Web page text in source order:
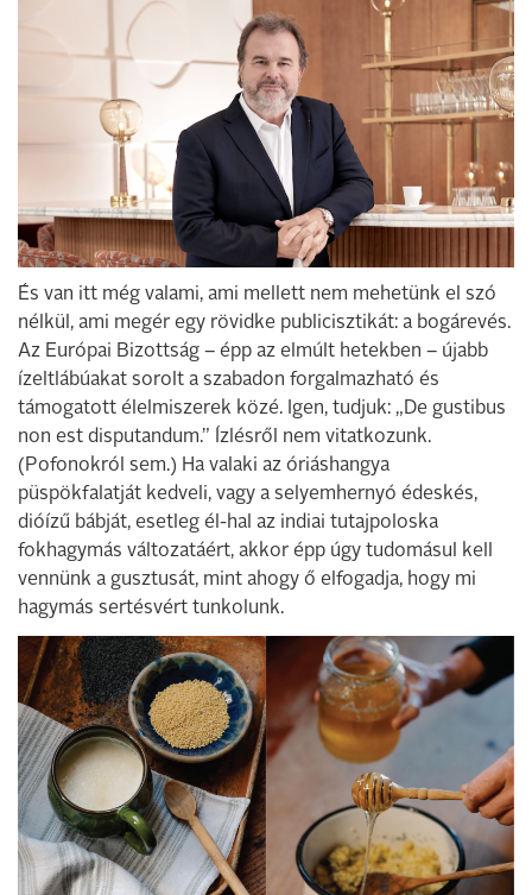
És van itt még valami, ami mellett nem mehetünk el szó
nélkül, ami megér egy rövidke publicisztikát: a bogárevés.
Az Európai Bizottság – épp az elmúlt hetekben – újabb
ízeltlábúakat sorolt a szabadon forgalmazható és
támogatott élelmiszerek közé. Igen, tudjuk: „De gustibus
non est disputandum.” Ízlésről nem vitatkozunk.
(Pofonokról sem.) Ha valaki az óriáshangya
püspökfalatját kedveli, vagy a selyemhernyó édeskés,
dióízű bábját, esetleg él-hal az indiai tutajpoloska
fokhagymás változatáért, akkor épp úgy tudomásul kell
vennünk a gusztusát, mint ahogy ő elfogadja, hogy mi
hagymás sertésvért tunkolunk.